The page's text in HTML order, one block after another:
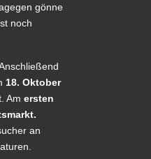
gönne
noch
18. Oktober
Am ersten
an